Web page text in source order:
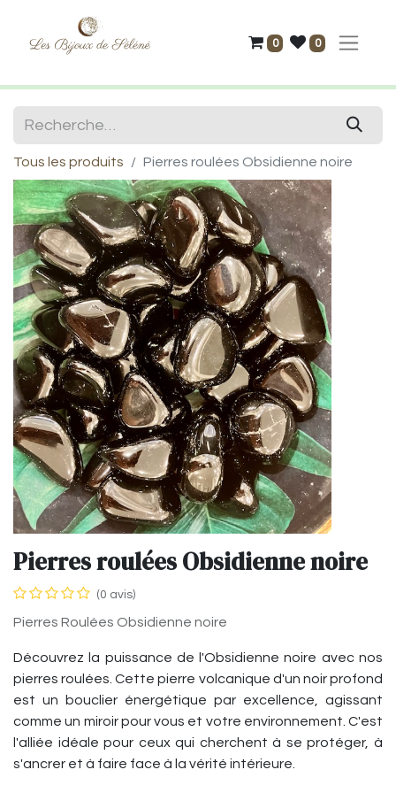
0 0
Tous les produits Pierres roulées Obsidienne noire
Pierres roulées Obsidienne noire
(0 avis)
Pierres Roulées Obsidienne noire
Découvrez la puissance de l'Obsidienne noire avec nos
pierres roulées. Cette pierre volcanique d'un noir profond
est un bouclier énergétique par excellence, agissant
comme un miroir pour vous et votre environnement. C'est
l'alliée idéale pour ceux qui cherchent à se protéger, à
s'ancrer et à faire face à la vérité intérieure.